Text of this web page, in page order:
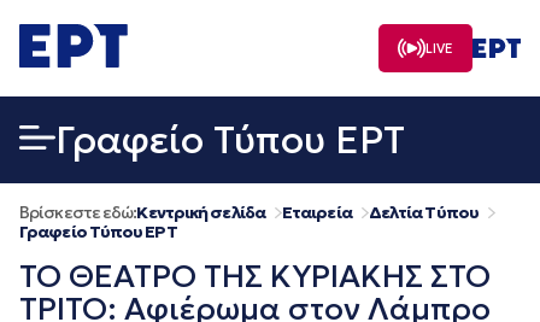
σε
περιεχόμενο
LIVE
Γραφείο Τύπου ΕΡΤ
Βρίσκεστε εδώ:Κεντρική σελίδα Εταιρεία
Δελτία Τύπου
Γραφείο Τύπου ΕΡΤ
ΤΟ ΘΕΑΤΡΟ ΤΗΣ ΚΥΡΙΑΚΗΣ ΣΤΟ
ΤΡΙΤΟ: Αφιέρωμα στον Λάμπρο